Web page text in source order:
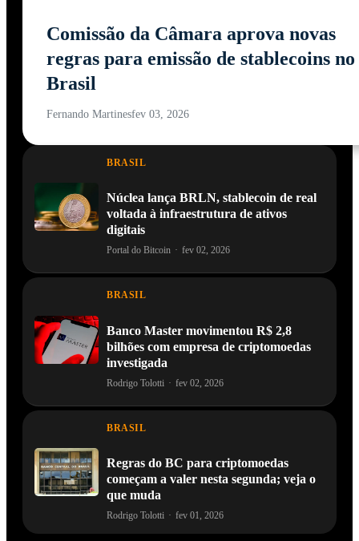
Comissão da Câmara aprova novas
regras para emissão de stablecoins no
Brasil
Fernando Martinesfev 03, 2026
BRASIL
Núclea lança BRLN, stablecoin de real
voltada à infraestrutura de ativos
digitais
Portal do Bitcoin · fev 02, 2026
BRASIL
Banco Master movimentou R$ 2,8
bilhões com empresa de criptomoedas
investigada
Rodrigo Tolotti · fev 02, 2026
BRASIL
Regras do BC para criptomoedas
começam a valer nesta segunda; veja o
que muda
Rodrigo Tolotti · fev 01, 2026